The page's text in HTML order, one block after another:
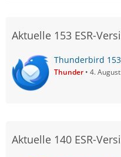
Aktuelle 153 ESR-
Thunderbird
Thunder 4.
Aktuelle 140 ESR-